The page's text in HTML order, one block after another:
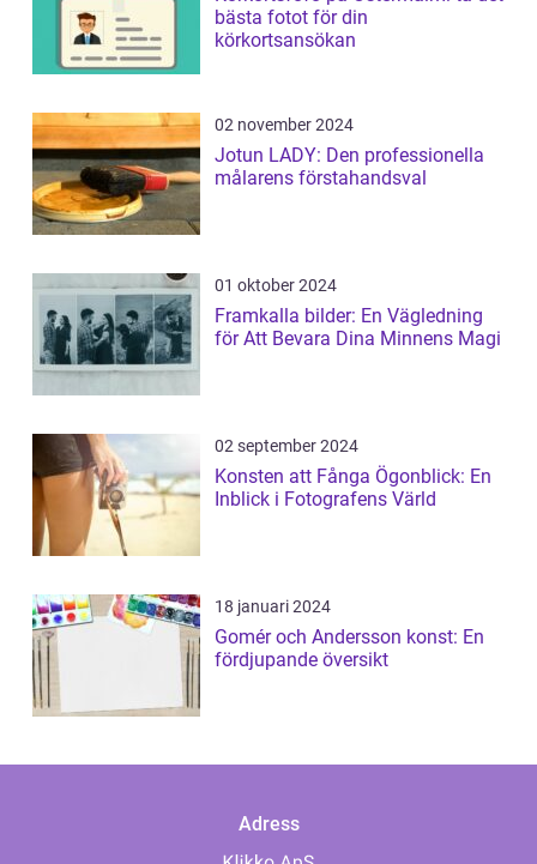
bästa fotot för din
körkortsansökan
02 november 2024
Jotun LADY: Den professionella
målarens förstahandsval
01 oktober 2024
Framkalla bilder: En Vägledning
för Att Bevara Dina Minnens Magi
02 september 2024
Konsten att Fånga Ögonblick: En
Inblick i Fotografens Värld
18 januari 2024
Gomér och Andersson konst: En
fördjupande översikt
Adress